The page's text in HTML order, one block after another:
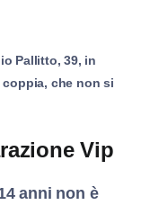
Pallitto, 39, in
che non si
Vip
anni non è